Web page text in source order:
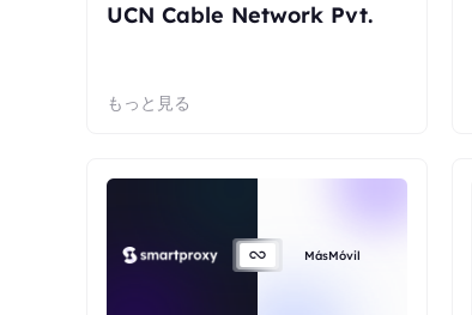
UCN Cable Network Pvt.
もっと見る
MásMóvil